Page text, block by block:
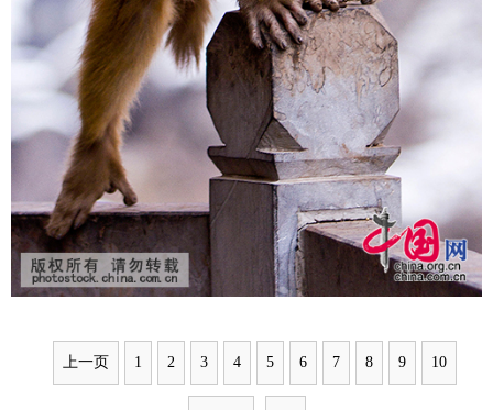
上一页 1 2 3 4 5 6 7 8 9 10